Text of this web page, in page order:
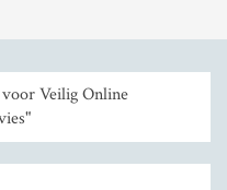
Veilig Online